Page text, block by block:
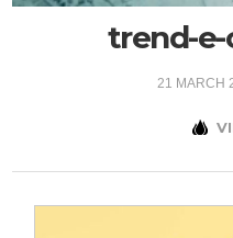
trend-
21 MARCH